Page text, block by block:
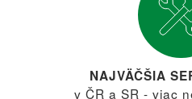
NAJVÄČŠIA
v ČR a SR - viac